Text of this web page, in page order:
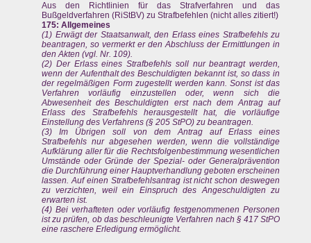
Aus den Richtlinien für das Strafverfahren und das
Bußgeldverfahren (RiStBV) zu Strafbefehlen (nicht alles zitiert!)
175: Allgemeines
(1) Erwägt der Staatsanwalt, den Erlass eines Strafbefehls zu
beantragen, so vermerkt er den Abschluss der Ermittlungen in
den Akten (vgl. Nr. 109).
(2) Der Erlass eines Strafbefehls soll nur beantragt werden,
wenn der Aufenthalt des Beschuldigten bekannt ist, so dass in
der regelmäßigen Form zugestellt werden kann. Sonst ist das
Verfahren vorläufig einzustellen oder, wenn sich die
Abwesenheit des Beschuldigten erst nach dem Antrag auf
Erlass des Strafbefehls herausgestellt hat, die vorläufige
Einstellung des Verfahrens (§ 205 StPO) zu beantragen.
(3) Im Übrigen soll von dem Antrag auf Erlass eines
Strafbefehls nur abgesehen werden, wenn die vollständige
Aufklärung aller für die Rechtsfolgenbestimmung wesentlichen
Umstände oder Gründe der Spezial- oder Generalprävention
die Durchführung einer Hauptverhandlung geboten erscheinen
lassen. Auf einen Strafbefehlsantrag ist nicht schon deswegen
zu verzichten, weil ein Einspruch des Angeschuldigten zu
erwarten ist.
(4) Bei verhafteten oder vorläufig festgenommenen Personen
ist zu prüfen, ob das beschleunigte Verfahren nach § 417 StPO
eine raschere Erledigung ermöglicht.